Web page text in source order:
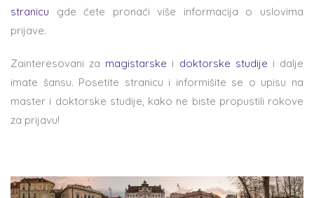
stranicu gde ćete pronaći više informacija o uslovima
prijave.
Zainteresovani za magistarske i doktorske studije i dalje
imate šansu. Posetite stranicu i informišite se o upisu na
master i doktorske studije, kako ne biste propustili rokove
za prijavu!